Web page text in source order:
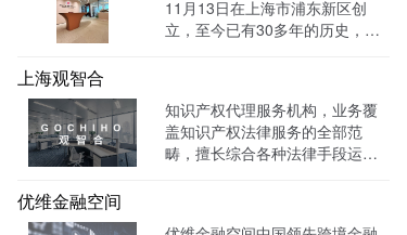
11月13日在上海市浦东新区创
立，至今已有30多年的历史，致
上海观智合
知识产权代理服务机构，业务覆
盖知识产权法律服务的全部范
畴，擅长综合各种法律手段运作
优维金融空间